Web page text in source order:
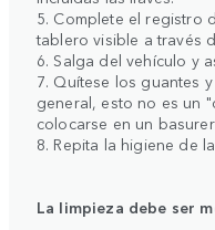
5. Complete el registro
tablero visible a través
6. Salga del vehículo y
7. Quítese los guantes
general, esto no es un
colocarse en un
8. Repita la higiene de
La limpieza debe ser